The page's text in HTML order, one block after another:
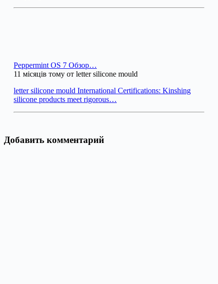
Peppermint OS 7 Обзор…
11 місяців тому от letter silicone mould
letter silicone mould International Certifications: Kinshing
silicone products meet rigorous…
Добавить комментарий